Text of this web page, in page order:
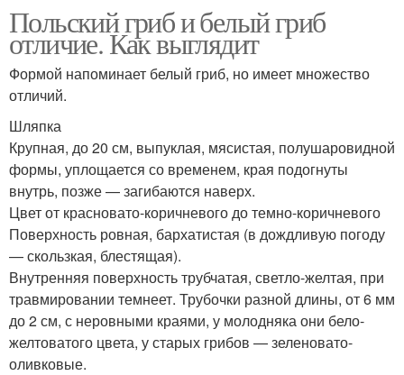
Польский гриб и белый гриб
отличие. Как выглядит
Формой напоминает белый гриб, но имеет множество
отличий.
Шляпка
Крупная, до 20 см, выпуклая, мясистая, полушаровидной
формы, уплощается со временем, края подогнуты
внутрь, позже — загибаются наверх.
Цвет от красновато-коричневого до темно-коричневого
Поверхность ровная, бархатистая (в дождливую погоду
— скользкая, блестящая).
Внутренняя поверхность трубчатая, светло-желтая, при
травмировании темнеет. Трубочки разной длины, от 6 мм
до 2 см, с неровными краями, у молодняка они бело-
желтоватого цвета, у старых грибов — зеленовато-
оливковые.